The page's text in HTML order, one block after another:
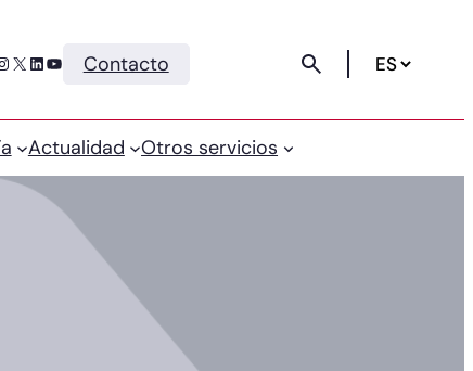
X LinkedIn YouTube Contacto
Actualidad Otros servicios